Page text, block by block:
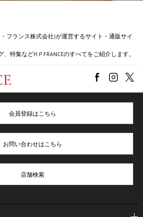
・フランス株式会社)が運営するサイト・通販サイ
特集などH.P.FRANCEのすべてをご紹介します。
会員登録はこちら
お問い合わせはこちら
店舗検索